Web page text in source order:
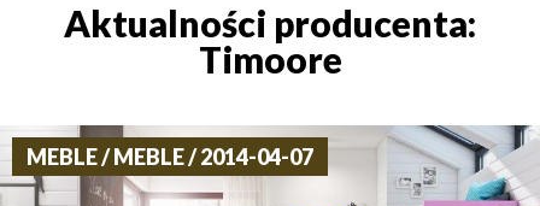
Aktualności producenta:
Timoore
MEBLE / MEBLE / 2014-04-07